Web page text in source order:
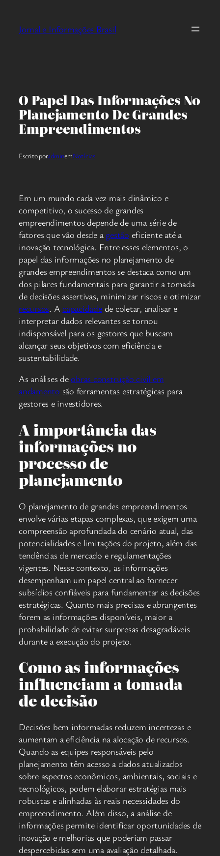
Jornal e Informações Brasil
O Papel Das Informações No
Planejamento De Grandes
Empreendimentos
Escrito poradminemNotícias
Em um mundo cada vez mais dinâmico e
competitivo, o sucesso de grandes
empreendimentos depende de uma série de
fatores que vão desde a gestão eficiente até a
inovação tecnológica. Entre esses elementos, o
papel das informações no planejamento de
grandes empreendimentos se destaca como um
dos pilares fundamentais para garantir a tomada
de decisões assertivas, minimizar riscos e otimizar
recursos. Acapacidadede coletar, analisar e
interpretar dados relevantes se tornou
indispensável para os gestores que buscam
alcançar seus objetivos com eficiência e
sustentabilidade.
As análises deobras construção civil em
andamento são ferramentas estratégicas para
gestores e investidores.
A importância das
informações no
processo de
planejamento
O planejamento de grandes empreendimentos
envolve várias etapas complexas, que exigem uma
compreensão aprofundada do cenário atual, das
potencialidades e limitações do projeto, além das
tendências de mercado e regulamentações
vigentes. Nesse contexto, as informações
desempenham um papel central ao fornecer
subsídios confiáveis para fundamentar as decisões
estratégicas. Quanto mais precisas e abrangentes
forem as informações disponíveis, maior a
probabilidade de evitar surpresas desagradáveis
durante a execução do projeto.
Como as informações
influenciam a tomada
de decisão
Decisões bem informadas reduzem incertezas e
aumentam a eficiência na alocação de recursos.
Quando as equipes responsáveis pelo
planejamento têm acesso a dados atualizados
sobre aspectos econômicos, ambientais, sociais e
tecnológicos, podem elaborar estratégias mais
robustas e alinhadas às reais necessidades do
empreendimento. Além disso, a análise de
informações permite identificar oportunidades de
inovação e melhorias que poderiam passar
despercebidas sem uma avaliação detalhada.